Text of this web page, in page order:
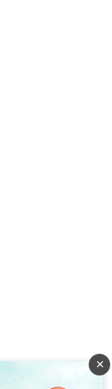
×